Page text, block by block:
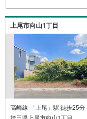
対応ライフプラ
ミアムなど多
上尾市向山1丁目
高崎線 「上尾」駅 徒歩25分
埼玉県上尾市向山1丁目